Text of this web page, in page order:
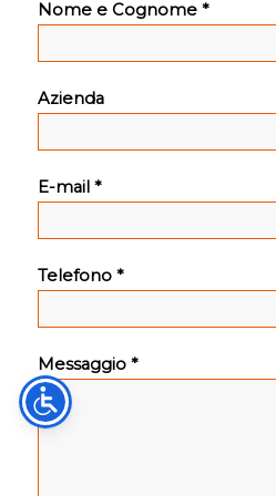
Nome e Cognome *
Azienda
E-mail *
Telefono *
Messaggio *